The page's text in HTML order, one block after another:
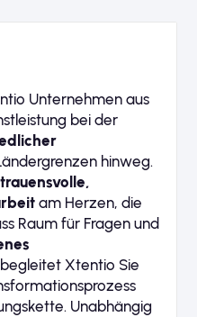
Unternehmen aus
bei der
hinweg.
am Herzen, die
Raum für Fragen und
begleitet Xtentio Sie
Unabhängig